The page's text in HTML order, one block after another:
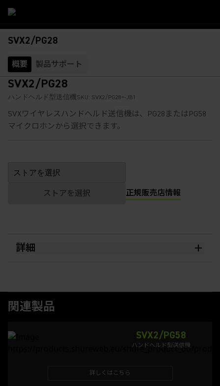
SVX2/PG28
概要 製品サポート
SVX2/PG28
ハンドヘルド型送信機SKU: SVX2/PG28=-JB1
SVXワイヤレスハンドヘルド送信機は、PG28またはPG58
マイクロホンから選択できます。
ストアを選択 正規販売店情報
詳細
関連製品
SVX2/PG58
ハンドヘルド型送信機
詳しくはこちら